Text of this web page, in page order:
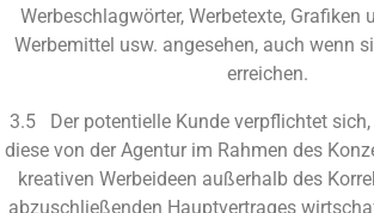
Werbeschlagwörter, Werbetexte, Grafiken
Werbemittel usw. angesehen, auch wenn
erreichen.
3.5 Der potentielle Kunde verpflichtet sich,
diese von der Agentur im Rahmen des
kreativen Werbeideen außerhalb des
abzuschließenden Hauptvertrages